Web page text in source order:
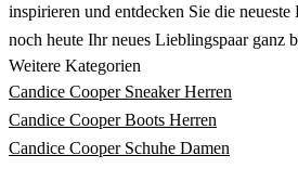
inspirieren und entdecken Sie die
noch heute Ihr neues Lieblingspaar ganz
Weitere Kategorien
Candice Cooper Sneaker Herren
Candice Cooper Boots Herren
Candice Cooper Schuhe Damen